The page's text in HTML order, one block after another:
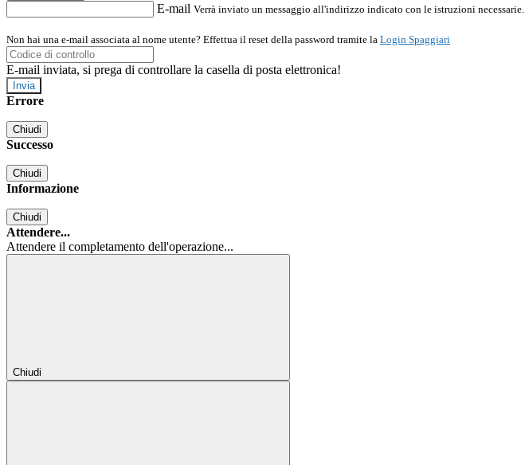
E-mail Verrà inviato un messaggio all'indirizzo indicato con le istruzioni necessarie.
Non hai una e-mail associata al nome utente? Effettua il reset della password tramite la Login Spaggiari
E-mail inviata, si prega di controllare la casella di posta elettronica!
Errore
Chiudi
Successo
Chiudi
Informazione
Chiudi
Attendere...
Attendere il completamento dell'operazione...
Chiudi